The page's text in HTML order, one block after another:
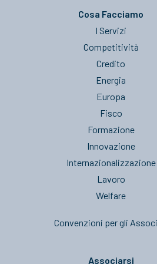
Cosa Facciamo
I Servizi
Competitività
Credito
Energia
Europa
Fisco
Formazione
Innovazione
Internazionalizzazione
Lavoro
Welfare
Convenzioni per gli
Associarsi